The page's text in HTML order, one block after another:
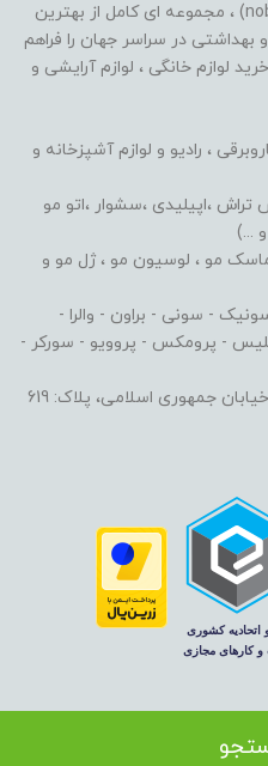
فروشگاه اینترنتی نوبهار (nobahar.net) ، مجموعه ای کامل از بهترین
بهداشتی در سراسر جهان را فراهم
لوازم خانگی ، لوازم آرایشی و
، رادیو و لوازم آشپزخانه و
،اپیلیدی ،سشوار ،اتو مو
...)
مو ، لوسیون مو ، ژل مو و
- سونی - براون - والرا -
- پرومکس - پروویو - سورکر -
آدرس : جمهوری اسلامی، کوچه رم، خیابان جمهوری اسلامی، پلاک: 619
توسطسایت‌ساز بساز